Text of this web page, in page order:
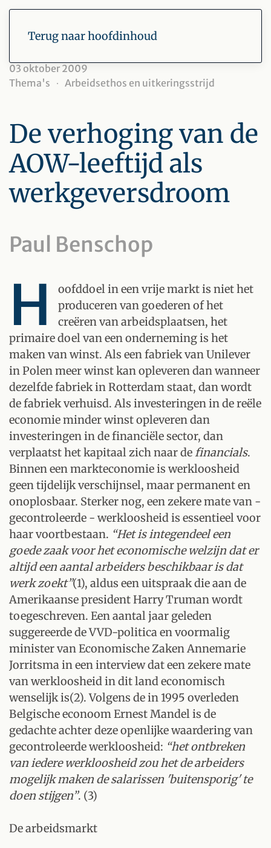
Terug naar hoofdinhoud
03 oktober 2009
Thema's
Arbeidsethos en uitkeringsstrijd
De verhoging van de
AOW-leeftijd als
werkgeversdroom
Paul Benschop
H
oofddoel in een vrije markt is niet het
produceren van goederen of het
creëren van arbeidsplaatsen, het
primaire doel van een onderneming is het
maken van winst. Als een fabriek van Unilever
in Polen meer winst kan opleveren dan wanneer
dezelfde fabriek in Rotterdam staat, dan wordt
de fabriek verhuisd. Als investeringen in de reële
economie minder winst opleveren dan
investeringen in de financiële sector, dan
verplaatst het kapitaal zich naar definancials.
Binnen een markteconomie is werkloosheid
geen tijdelijk verschijnsel, maar permanent en
onoplosbaar. Sterker nog, een zekere mate van -
gecontroleerde - werkloosheid is essentieel voor
haar voortbestaan. “Het is integendeel een
goede zaak voor het economische welzijn dat er
altijd een aantal arbeiders beschikbaar is dat
werk zoekt”(1), aldus een uitspraak die aan de
Amerikaanse president Harry Truman wordt
toegeschreven. Een aantal jaar geleden
suggereerde de VVD-politica en voormalig
minister van Economische Zaken Annemarie
Jorritsma in een interview dat een zekere mate
van werkloosheid in dit land economisch
wenselijk is(2). Volgens de in 1995 overleden
Belgische econoom Ernest Mandel is de
gedachte achter deze openlijke waardering van
gecontroleerde werkloosheid: “het ontbreken
van iedere werkloosheid zou het de arbeiders
mogelijk maken de salarissen 'buitensporig' te
doen stijgen”. (3)
De arbeidsmarkt